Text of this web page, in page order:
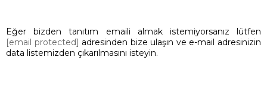
Eğer bizden tanıtım emaili almak istemiyorsanız lütfen
[email protected] adresinden bize ulaşın ve e-mail adresinizin
data listemizden çıkarılmasını isteyin.